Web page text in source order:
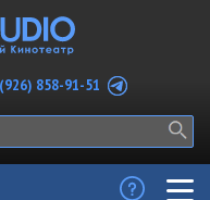
858-91-51